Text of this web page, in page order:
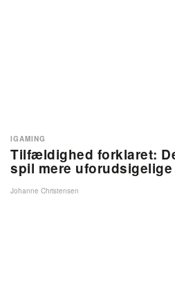
Tilfældighed forklaret:
spil mere
IGAMING
Johanne Christensen